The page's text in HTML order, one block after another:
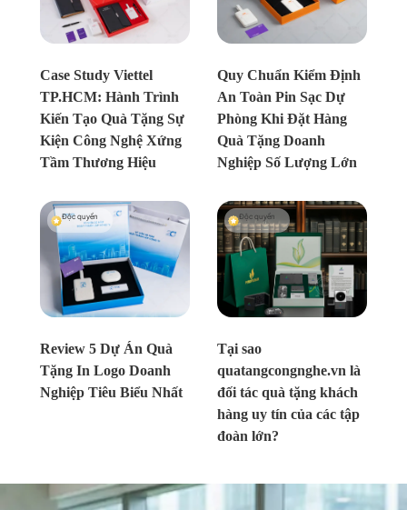
Case Study Viettel
TP.HCM: Hành Trình
Kiến Tạo Quà Tặng Sự
Kiện Công Nghệ Xứng
Tầm Thương Hiệu
Quy Chuẩn Kiểm Định
An Toàn Pin Sạc Dự
Phòng Khi Đặt Hàng
Quà Tặng Doanh
Nghiệp Số Lượng Lớn
Review 5 Dự Án Quà
Tặng In Logo Doanh
Nghiệp Tiêu Biểu Nhất
Độc quyền
Tại sao
quatangcongnghe.vn là
đối tác quà tặng khách
hàng uy tín của các tập
đoàn lớn?
Độc quyền